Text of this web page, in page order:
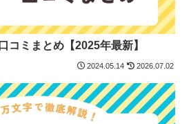
コミまとめ【2025年最新】
2024.05.14 2026.07.02